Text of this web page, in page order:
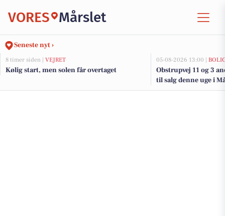
VORES Mårslet
Seneste nyt ›
8 timer siden | VEJRET
Kølig start, men solen får overtaget
05-08-2026 13:00 |
Obstrupvej 11 og 3
til salg denne uge i
her.